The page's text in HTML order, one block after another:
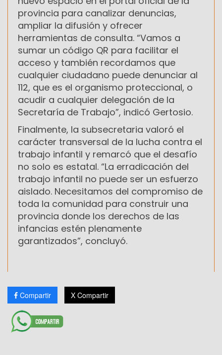
provincia para canalizar denuncias,
ampliar la difusión y ofrecer
herramientas de consulta. “Vamos a
sumar un código QR para facilitar el
acceso y también recordamos que
cualquier ciudadano puede denunciar al
112, que es el organismo proteccional, o
acudir a cualquier delegación de la
Secretaría de Trabajo”, indicó Gertosio.
Finalmente, la subsecretaria valoró el
carácter transversal de la lucha contra el
trabajo infantil y remarcó que el desafío
no solo es estatal. “La erradicación del
trabajo infantil no puede ser un esfuerzo
aislado. Necesitamos del compromiso de
toda la comunidad para construir una
provincia donde los derechos de las
infancias estén plenamente
garantizados”, concluyó.
Compartir X Compartir